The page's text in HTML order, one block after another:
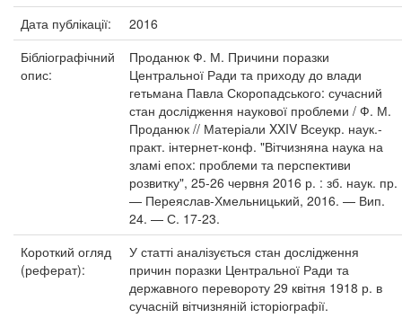
Дата публікації:
2016
Бібліографічний
опис:
Проданюк Ф. М. Причини поразки
Центральної Ради та приходу до влади
гетьмана Павла Скоропадського: сучасний
стан дослідження наукової проблеми / Ф. М.
Проданюк // Матеріали XXIV Всеукр. наук.-
практ. інтернет-конф. "Вітчизняна наука на
зламі епох: проблеми та перспективи
розвитку", 25-26 червня 2016 р. : зб. наук. пр.
— Переяслав-Хмельницький, 2016. — Вип.
24. — С. 17-23.
Короткий огляд
(реферат):
У статті аналізується стан дослідження
причин поразки Центральної Ради та
державного перевороту 29 квітня 1918 р. в
сучасній вітчизняній історіографії.